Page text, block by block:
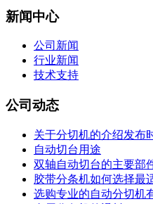
新闻中心
公司新闻
行业新闻
技术支持
公司动态
关于分切机的介绍发布
自动切台用途
双轴自动切台的主要部
胶带分条机如何选择最
选购专业的自动分切机